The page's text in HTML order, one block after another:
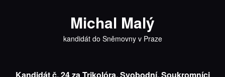
Michal Malý
kandidát do Sněmovny v Praze